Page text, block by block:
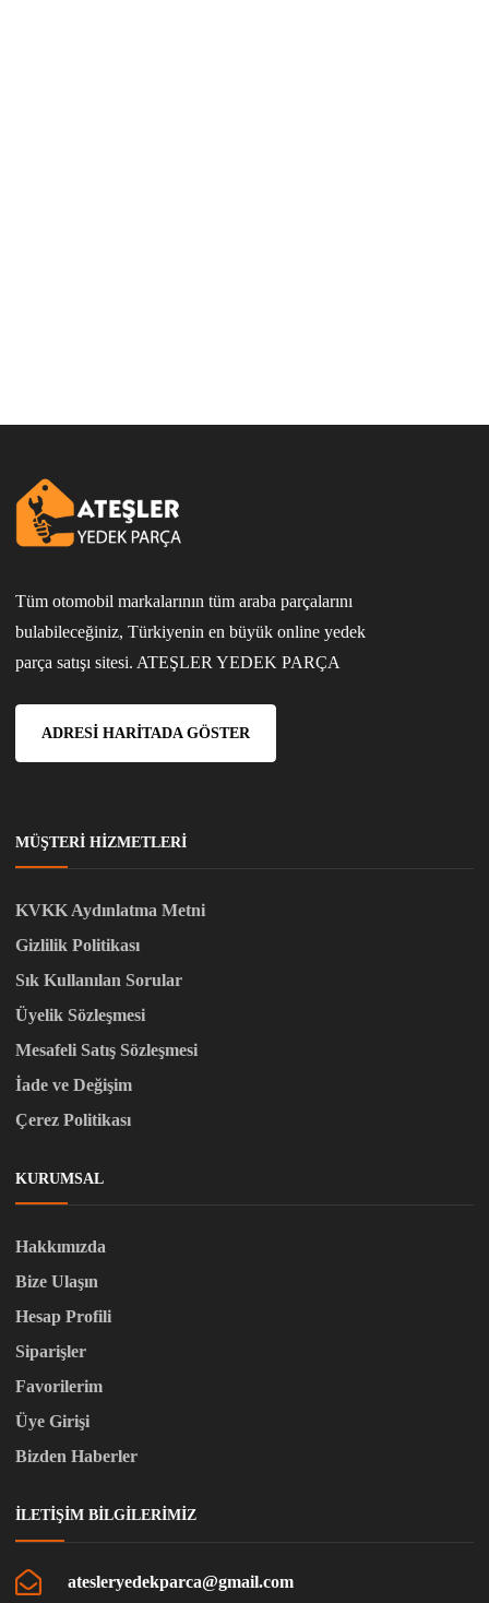
Tüm otomobil markalarının tüm araba parçalarını
bulabileceğiniz, Türkiyenin en büyük online yedek
parça satışı sitesi. ATEŞLER YEDEK PARÇA
ADRESI HARITADA GÖSTER
MÜŞTERI HIZMETLERI
KVKK Aydınlatma Metni
Gizlilik Politikası
Sık Kullanılan Sorular
Üyelik Sözleşmesi
Mesafeli Satış Sözleşmesi
İade ve Değişim
Çerez Politikası
KURUMSAL
Hakkımızda
Bize Ulaşın
Hesap Profili
Siparişler
Favorilerim
Üye Girişi
Bizden Haberler
İLETIŞIM BILGILERIMIZ
atesleryedekparca@gmail.com